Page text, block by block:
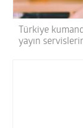
Türkiye
yayın